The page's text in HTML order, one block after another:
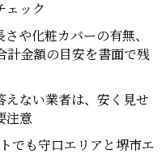
ェック
や化粧カバーの有無、
計金額の目安を書面で残
えない業者は、安く見せ
注意
でも守口エリアと堺市エ